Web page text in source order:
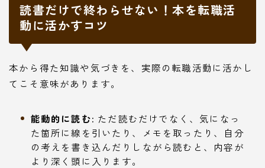
読書だけで終わらせない！本を転職活
動に活かすコツ
本から得た知識や気づきを、実際の転職活動に活かし
てこそ意味があります。
能動的に読む: ただ読むだけでなく、気になっ
た箇所に線を引いたり、メモを取ったり、自分
の考えを書き込んだりしながら読むと、内容が
より深く頭に入ります。